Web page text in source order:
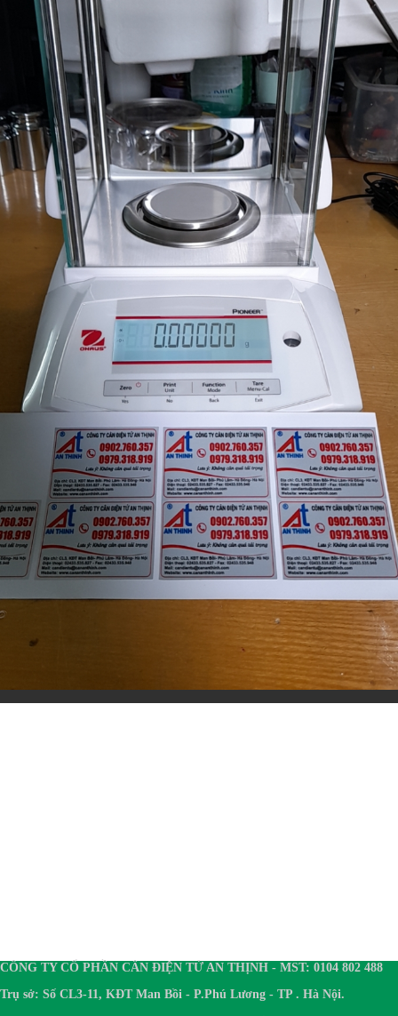
CÔNG TY CỔ PHẦN CÂN ĐIỆN TỬ AN THỊNH - MST: 0104 802 488
Trụ sở: Số CL3-11, KĐT Man Bồi - P.Phú Lương - TP . Hà Nội.